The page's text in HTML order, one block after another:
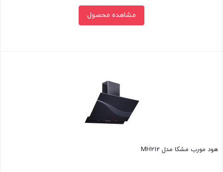
مشاهده محصول
هود مورب مشکا مدل MH212